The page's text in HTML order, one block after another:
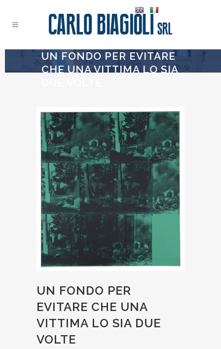
UN FONDO PER EVITARE
CHE UNA VITTIMA LO SIA
UN FONDO PER
EVITARE CHE UNA
VITTIMA LO SIA DUE
VOLTE